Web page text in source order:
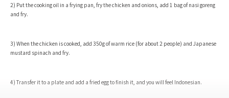
2) Put the cooking oil in a frying pan, fry the chicken and onions, add 1 bag of nasi goreng
and fry.
3) When the chicken is cooked, add 350g of warm rice (for about 2 people) and Japanese
mustard spinach and fry.
4) Transfer it to a plate and add a fried egg to finish it, and you will feel Indonesian.